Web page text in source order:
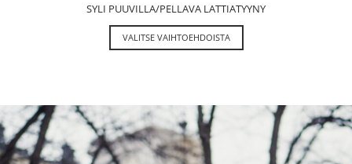
SYLI PUUVILLA/PELLAVA LATTIATYYNY
VALITSE VAIHTOEHDOISTA